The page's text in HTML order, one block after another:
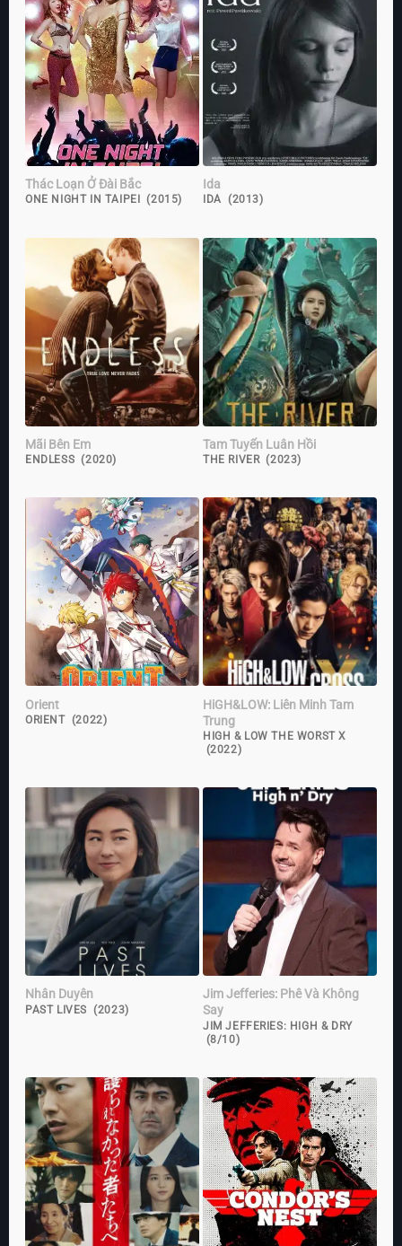
Thác Loạn Ở Đài Bắc
ONE NIGHT IN TAIPEI (2015)
Ida
IDA (2013)
Mãi Bên Em
ENDLESS (2020)
Tam Tuyến Luân Hồi
THE RIVER (2023)
Orient
ORIENT (2022)
HiGH&LOW: Liên Minh Tam
Trung
HIGH & LOW THE WORST X
(2022)
Nhân Duyên
PAST LIVES (2023)
Jim Jefferies: Phê Và Không
Say
JIM JEFFERIES: HIGH & DRY
(8/10)